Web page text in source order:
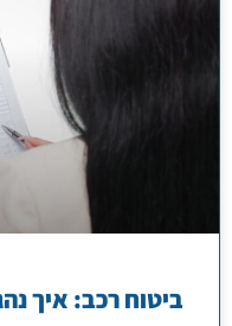
ביטוח רכב: איך